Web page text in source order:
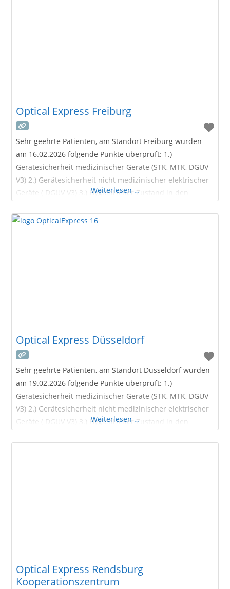
Optical Express Freiburg
Sehr geehrte Patienten, am Standort Freiburg wurden
am 16.02.2026 folgende Punkte überprüft: 1.)
Gerätesicherheit medizinischer Geräte (STK, MTK, DGUV
V3) 2.) Gerätesicherheit nicht medizinischer elektrischer
Geräte ( DGUV V3) 3.) Hygienischer Zustand in den
Express Augenlaser-Zentrum in Freiburg Unser Optical
Weiterlesen …
Optical Express Düsseldorf
Sehr geehrte Patienten, am Standort Düsseldorf wurden
am 19.02.2026 folgende Punkte überprüft: 1.)
Gerätesicherheit medizinischer Geräte (STK, MTK, DGUV
V3) 2.) Gerätesicherheit nicht medizinischer elektrischer
Geräte ( DGUV V3) 3.) Hygienischer Zustand in den
Weiterlesen …
Optical Express Rendsburg
Kooperationszentrum